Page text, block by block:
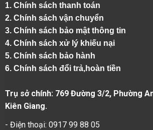
1. Chính sách thanh toán
2. Chính sách vận chuyển
3. Chính sách bảo mật thông tin
4. Chính sách xử lý khiếu nại
5. Chính sách bảo hành
6. Chính sách đổi trả,hoàn tiền
Trụ sở chính: 769 Đường 3/2, Phường
Kiên Giang.
- Điện thoại: 0917 99 88 05